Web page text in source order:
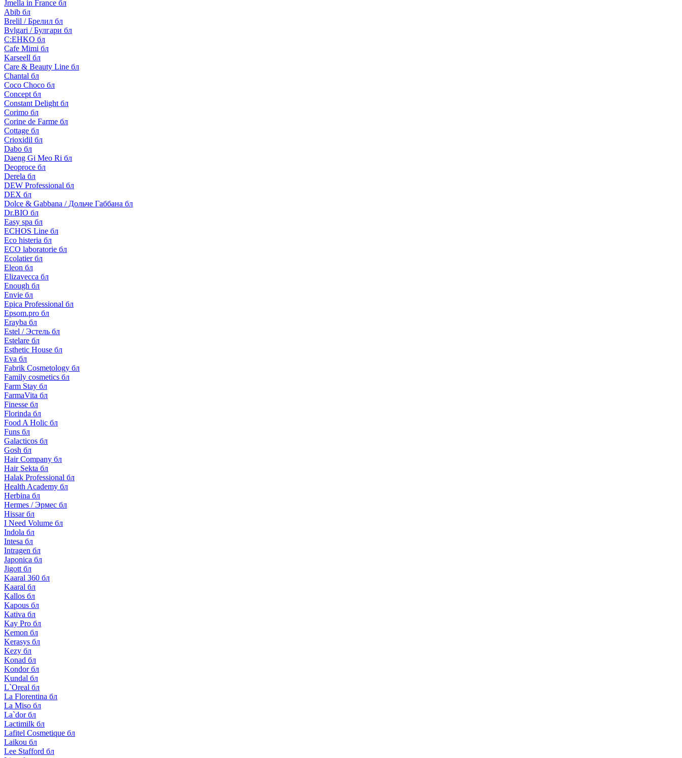
Jmella in France бл
Abib бл
Brelil / Брелил бл
Bvlgari / Булгари бл
C:EHKO бл
Cafe Mimi бл
Karseell бл
Care & Beauty Line бл
Chantal бл
Coco Choco бл
Concept бл
Constant Delight бл
Corimo бл
Corine de Farme бл
Cottage бл
Crioxidil бл
Dabo бл
Daeng Gi Meo Ri бл
Deoproce бл
Derela бл
DEW Professional бл
DEX бл
Dolce & Gabbana / Дольче Габбана бл
Dr.BIO бл
Easy spa бл
ECHOS Line бл
Eco histeria бл
ECO laboratorie бл
Ecolatier бл
Eleon бл
Elizavecca бл
Enough бл
Envie бл
Epica Professional бл
Epsom.pro бл
Erayba бл
Estel / Эстель бл
Estelare бл
Esthetic House бл
Eva бл
Fabrik Cosmetology бл
Family cosmetics бл
Farm Stay бл
FarmaVita бл
Finesse бл
Florinda бл
Food A Holic бл
Funs бл
Galacticos бл
Gosh бл
Hair Company бл
Hair Sekta бл
Halak Professional бл
Health Academy бл
Herbina бл
Hermes / Эрмес бл
Hissar бл
I Need Volume бл
Indola бл
Intesa бл
Intragen бл
Japonica бл
Jigott бл
Kaaral 360 бл
Kaaral бл
Kallos бл
Kapous бл
Kativa бл
Kay Pro бл
Kemon бл
Kerasys бл
Kezy бл
Konad бл
Kondor бл
Kundal бл
L`Oreal бл
La Florentina бл
La Miso бл
La`dor бл
Lactimilk бл
Lafitel Cosmetique бл
Laikou бл
Lee Stafford бл